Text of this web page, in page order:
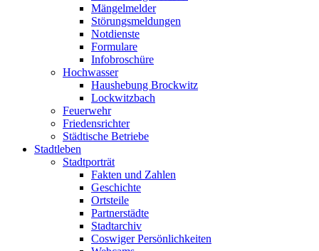
Mängelmelder
Störungsmeldungen
Notdienste
Formulare
Infobroschüre
Hochwasser
Haushebung Brockwitz
Lockwitzbach
Feuerwehr
Friedensrichter
Städtische Betriebe
Stadtleben
Stadtporträt
Fakten und Zahlen
Geschichte
Ortsteile
Partnerstädte
Stadtarchiv
Coswiger Persönlichkeiten